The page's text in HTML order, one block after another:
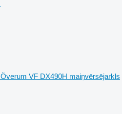
Överum VF DX490H maiņvērsējarkls